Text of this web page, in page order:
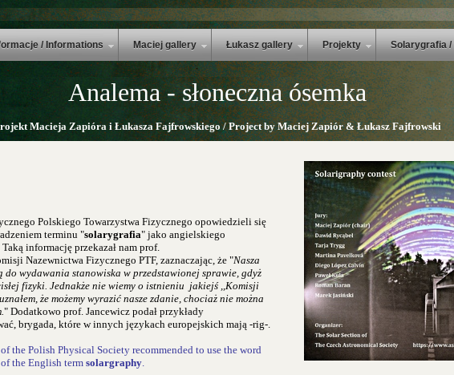
/ Informations Maciej gallery Łukasz gallery Projekty Solarygrafia
Analema - słoneczna ósemka
Macieja Zapióra i Łukasza Fajfrowskiego / Project by Maciej Zapiór & Łukasz Fajfrowski
Polskiego Towarzystwa Fizycznego opowiedzieli się
terminu "solarygrafia" jako angielskiego
Taką informację przekazał nam prof.
Nazewnictwa Fizycznego PTF, zaznaczając, że "Nasza
do wydawania stanowiska w przedstawionej sprawie, gdyż
fizyki. Jednakże nie wiemy o istnieniu jakiejś ,,Komisji
że możemy wyrazić nasze zdanie, chociaż nie można
" Dodatkowo prof. Jancewicz podał przykłady
brygada, którew innych językach europejskich mają -rig-.
thePolish Physical Society recommended to use the word
the English term solargraphy.